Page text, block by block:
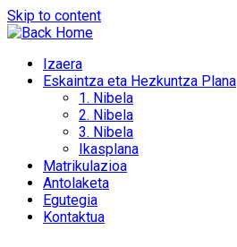
Skip to content
Izaera
Eskaintza eta Hezkuntza Plana
1. Nibela
2. Nibela
3. Nibela
Ikasplana
Matrikulazioa
Antolaketa
Egutegia
Kontaktua